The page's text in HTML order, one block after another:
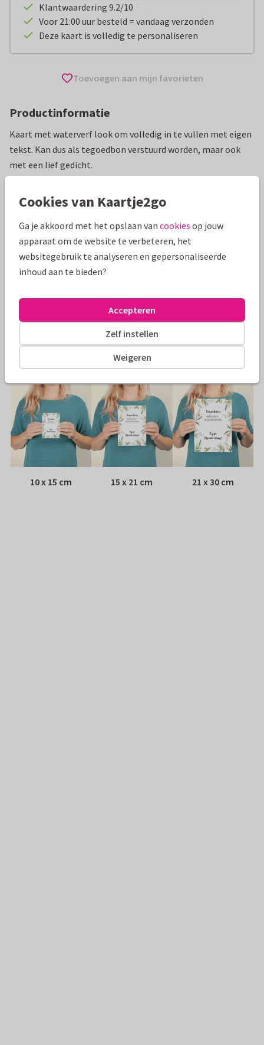
Klantwaardering 9.2/10
Voor 21:00 uur besteld = vandaag verzonden
Deze kaart is volledig te personaliseren
Toevoegen aan mijn favorieten
Productinformatie
Kaart met waterverf look om volledig in te vullen met eigen
tekst. Kan dus als tegoedbon verstuurd worden, maar ook
met een lief gedicht.
Moederdag kaarten Wilma Wolf-Potkamp Tegoedbon
Specificaties bij deze kaart
Envelop: Witte vensterenvelop
Adres: Achterop de kaart
Formaten
10 x 15 cm 15 x 21 cm 21 x 30 cm
Cookies van Kaartje2go
Ga je akkoord met het opslaan van cookies op jouw
apparaat om de website te verbeteren, het
websitegebruik te analyseren en gepersonaliseerde
inhoud aan te bieden?
Weigeren
Zelf instellen
Accepteren